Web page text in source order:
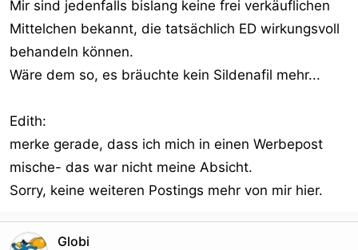
Mir sind jedenfalls bislang keine frei verkäuflichen
Mittelchen bekannt, die tatsächlich ED wirkungsvoll
behandeln können.
Wäre dem so, es bräuchte kein Sildenafil mehr...
Edith:
merke gerade, dass ich mich in einen Werbepost
mische- das war nicht meine Absicht.
Sorry, keine weiteren Postings mehr von mir hier.
Globi